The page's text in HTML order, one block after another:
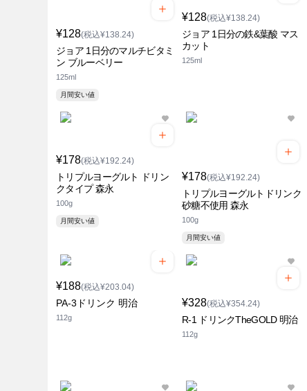
¥128(税込¥138.24)
ジョア 1日分のマルチビタミ
ン ブルーベリー
125ml
月間安い値
¥128(税込¥138.24)
ジョア 1日分の鉄&葉酸 マス
カット
125ml
¥178(税込¥192.24)
トリプルヨーグルト ドリン
クタイプ 森永
100g
月間安い値
¥178(税込¥192.24)
トリプルヨーグルトドリンク
砂糖不使用 森永
100g
月間安い値
¥188(税込¥203.04)
PA-3ドリンク 明治
112g
¥328(税込¥354.24)
R-1 ドリンクTheGOLD 明治
112g